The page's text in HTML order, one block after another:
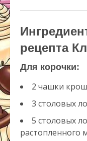
рецепта
Для корочки:
2 чашки
3 столовых
5 столовых
растопленного